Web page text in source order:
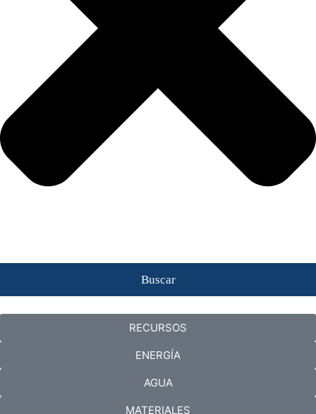
Buscar
RECURSOS
ENERGÍA
AGUA
MATERIALES